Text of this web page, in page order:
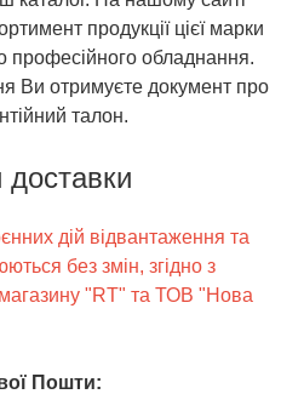
продукції цієї марки
професійного обладнання.
Ви отримуєте документ про
талон.
дій відвантаження та
без змін, згідно з
"RT" та ТОВ "Нова
Пошти: